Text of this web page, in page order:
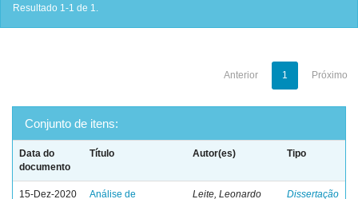
Resultado 1-1 de 1.
Anterior 1 Próximo
Conjunto de itens:
Data do
documento
Título Autor(es) Tipo
15-Dez-2020
Análise de
Leite, Leonardo
Dissertação